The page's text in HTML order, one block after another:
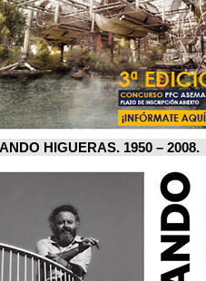
HIGUERAS. 1950 – 2008.